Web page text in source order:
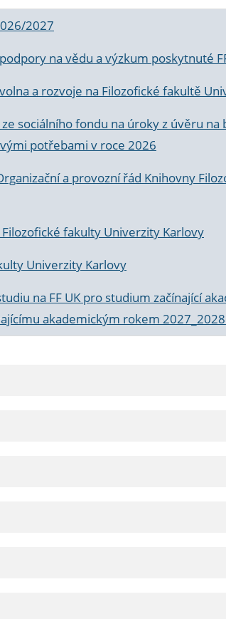
2027
na vědu a výzkum poskytnuté
a rozvoje na Filozofické fakultě
sociálního fondu na úroky z úvěru na
potřebami v roce 2026
a provozní řád Knihovny
fakulty Univerzity Karlovy
Univerzity Karlovy
na FF UK pro studium začínající
akademickým rokem